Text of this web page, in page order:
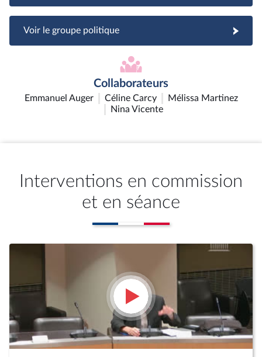
Voir le groupe politique
Collaborateurs
Emmanuel Auger Céline Carcy
Mélissa Martinez
Nina Vicente
Interventions en commission
et en séance